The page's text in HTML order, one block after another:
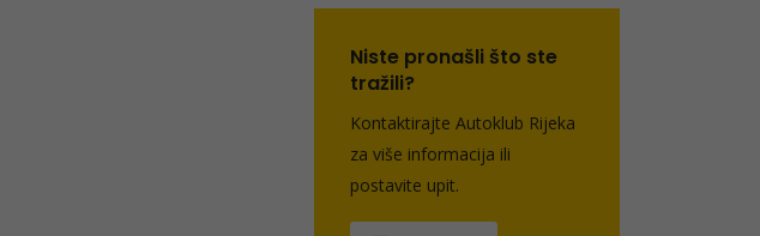
Niste pronašli što ste
tražili?
Kontaktirajte Autoklub Rijeka
za više informacija ili
postavite upit.